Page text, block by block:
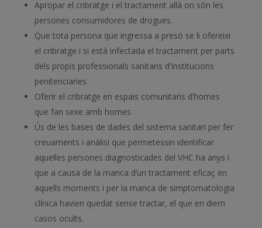
Apropar el cribratge i el tractament allà on són les
persones consumidores de drogues.
Que tota persona que ingressa a presó se li ofereixi
el cribratge i si està infectada el tractament per parts
dels propis professionals sanitaris d’Institucions
penitenciaries
Oferir el cribratge en espais comunitaris d’homes
que fan sexe amb homes
Ús de les bases de dades del sistema sanitari per fer
creuaments i anàlisi que permetessin identificar
aquelles persones diagnosticades del VHC ha anys i
que a causa de la manca d’un tractament eficaç en
aquells moments i per la manca de simptomatologia
clínica havien quedat sense tractar, el que en diem
casos ocults.